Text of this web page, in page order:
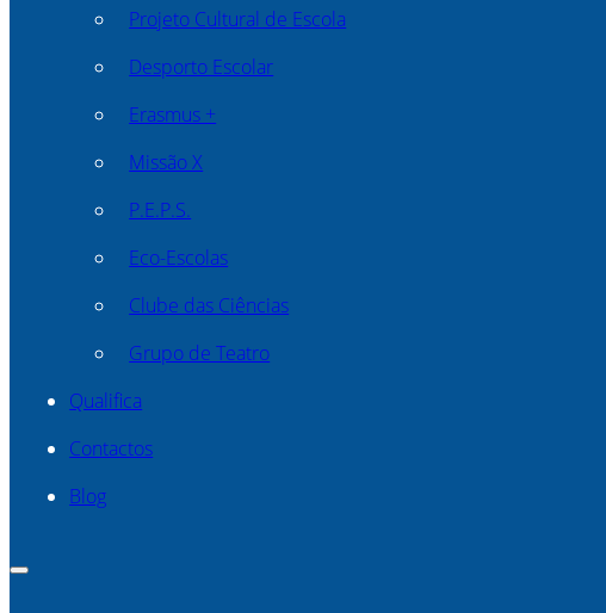
Projeto Cultural de Escola
Desporto Escolar
Erasmus +
Missão X
P.E.P.S.
Eco-Escolas
Clube das Ciências
Grupo de Teatro
Qualifica
Contactos
Blog